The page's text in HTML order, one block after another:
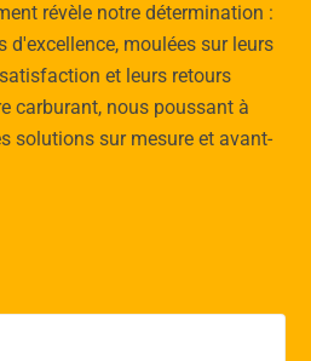
révèle notre détermination :
d'excellence, moulées sur leurs
et leurs retours
carburant, nous poussant à
solutions sur mesure et avant-